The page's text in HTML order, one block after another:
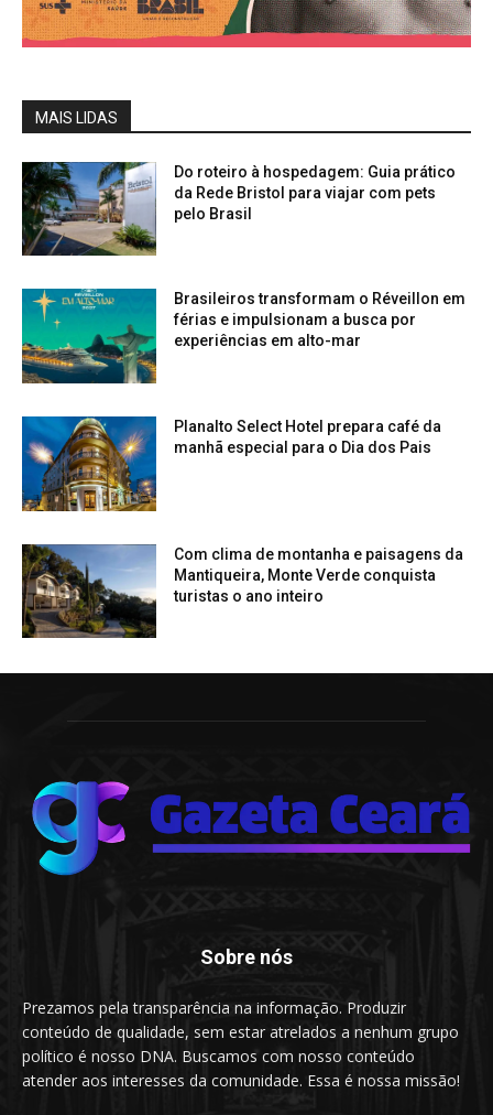
MAIS LIDAS
Do roteiro à hospedagem: Guia prático
da Rede Bristol para viajar com pets
pelo Brasil
Brasileiros transformam o Réveillon em
férias e impulsionam a busca por
experiências em alto-mar
Planalto Select Hotel prepara café da
manhã especial para o Dia dos Pais
Com clima de montanha e paisagens da
Mantiqueira, Monte Verde conquista
turistas o ano inteiro
Sobre nós
Prezamos pela transparência na informação. Produzir
conteúdo de qualidade, sem estar atrelados a nenhum grupo
político é nosso DNA. Buscamos com nosso conteúdo
atender aos interesses da comunidade. Essa é nossa missão!